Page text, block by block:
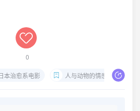
0
本治愈系电影 人与动物的情感